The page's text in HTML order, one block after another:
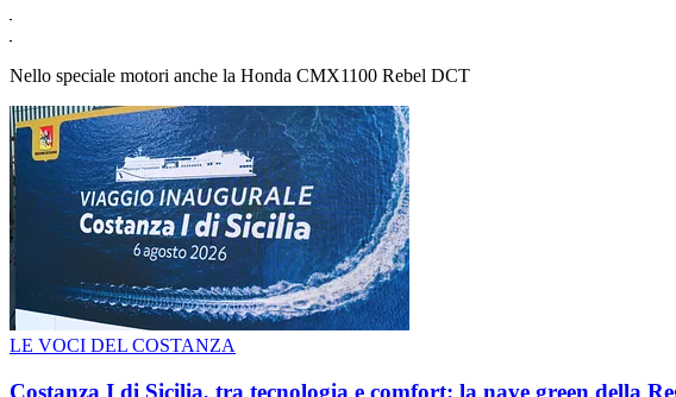
Nello speciale motori anche la Honda CMX1100 Rebel DCT
LE VOCI DEL COSTANZA
Costanza I di Sicilia, tra tecnologia e comfort: la nave green della